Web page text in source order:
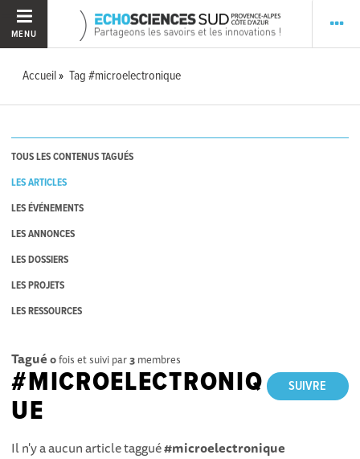
MENU
Accueil Tag #microelectronique
TOUS LES CONTENUS TAGUÉS
LES ARTICLES
LES ÉVÉNEMENTS
LES ANNONCES
LES DOSSIERS
LES PROJETS
LES RESSOURCES
Tagué 0fois et suivi par3 membres
SUIVRE
#MICROELECTRONIQ
UE
Il n'y a aucun article taggué#microelectronique